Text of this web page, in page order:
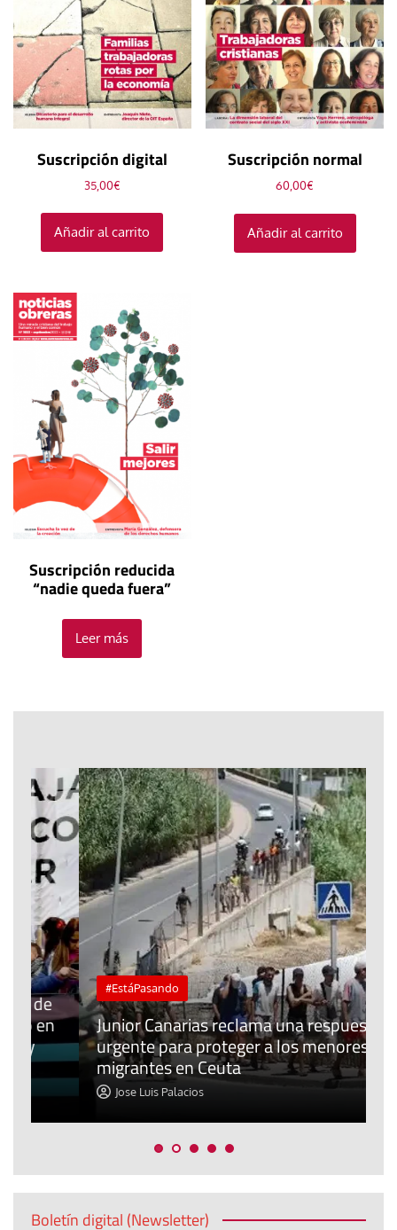
Suscripción digital
35,00€
Añadir al carrito
Suscripción normal
60,00€
Añadir al carrito
Suscripción reducida
“nadie queda fuera”
Leer más
#EstáPasando
Junior Canarias reclama una respuesta
urgente para proteger a los menores
migrantes en Ceuta
Jose Luis Palacios
Boletín digital (Newsletter)